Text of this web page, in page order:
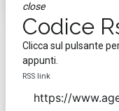
close
Codice
Clicca sul pulsante
appunti.
RSS link